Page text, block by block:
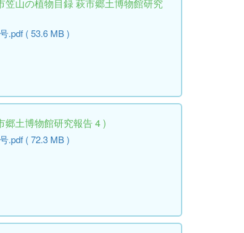
笠山の植物目録 萩市郷土博物館研究
.pdf ( 53.6 MB )
郷土博物館研究報告 4 )
.pdf ( 72.3 MB )